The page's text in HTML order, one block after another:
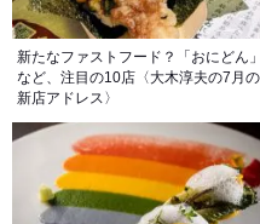
新たなファストフード？「おにどん」
など、注目の10店〈大木淳夫の7月の
新店アドレス〉